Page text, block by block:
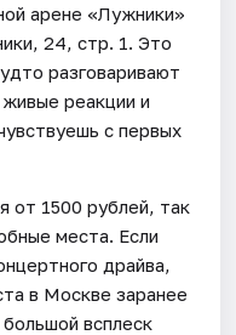
арене «Лужники»
24, стр. 1. Это
разговаривают
реакции и
с первых
от 1500 рублей, так
места. Если
драйва,
в Москве заранее
всплеск